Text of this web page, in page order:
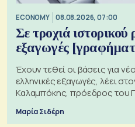
ECONOMY 08.08.2026, 07:00
Σε τροχιά ιστορικού
εξαγωγές
Έχουν τεθεί οι βάσεις για
ελληνικές εξαγωγές, λέει
Καλαμπόκης, πρόεδρος του
Μαρία Σιδέρη